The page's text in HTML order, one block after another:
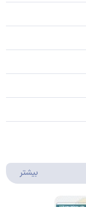
بیشتر